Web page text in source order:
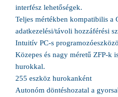
interfész lehetőségek.
Teljes mértékben kompatibilis a
adatkezelési/távoli hozzáférési
Intuitív PC-s
Közepes és nagy méretű ZFP-k
hurokkal.
255 eszköz hurokanként
Autonóm döntéshozatal a